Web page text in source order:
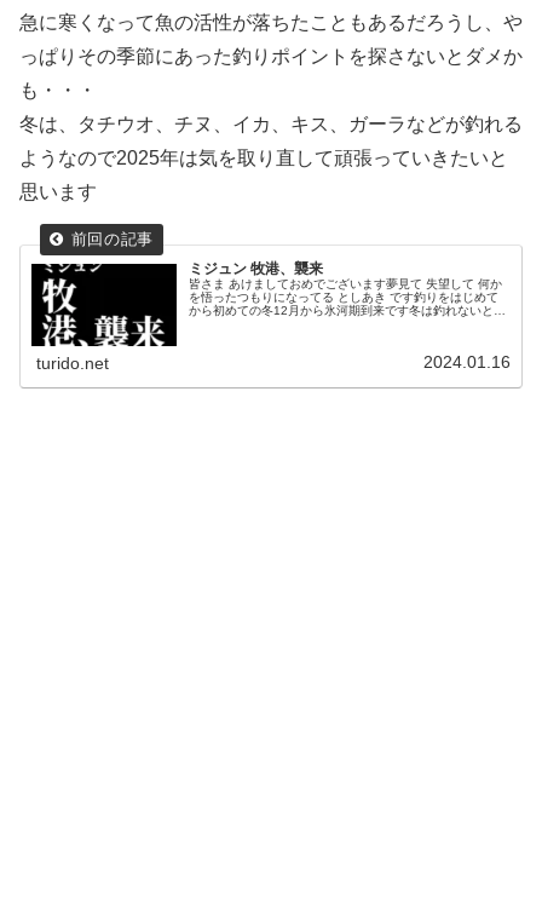
急に寒くなって魚の活性が落ちたこともあるだろうし、や
っぱりその季節にあった釣りポイントを探さないとダメか
も・・・
冬は、タチウオ、チヌ、イカ、キス、ガーラなどが釣れる
ようなので2025年は気を取り直して頑張っていきたいと
思います
ミジュン 牧港、襲来
皆さま あけましておめでございます夢見て 失望して 何か
を悟ったつもりになってる としあき です釣りをはじめて
から初めての冬12月から氷河期到来です冬は釣れないと聞
turido.net 2024.01.16